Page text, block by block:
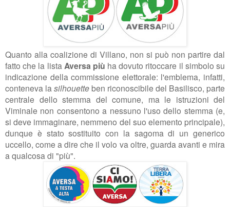
Quanto alla coalizione di Villano, non si può non partire dal
fatto che la lista Aversa più ha dovuto ritoccare il simbolo su
indicazione della commissione elettorale: l'emblema, infatti,
conteneva la silhouetteben riconoscibile del Basilisco, parte
centrale dello stemma del comune, ma le istruzioni del
Viminale non consentono a nessuno l'uso dello stemma (e,
si deve immaginare, nemmeno del suo elemento principale),
dunque è stato sostituito con la sagoma di un generico
uccello, come a dire che il volo va oltre, guarda avanti e mira
a qualcosa di "più".